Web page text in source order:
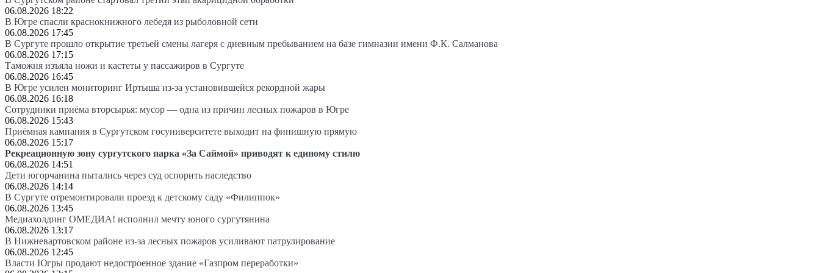
06.08.2026 18:22
В Югре спасли краснокнижного лебедя из рыболовной сети
06.08.2026 17:45
В Сургуте прошло открытие третьей смены лагеря с дневным пребыванием на базе гимназии имени Ф.К. Салманова
06.08.2026 17:15
Таможня изъяла ножи и кастеты у пассажиров в Сургуте
06.08.2026 16:45
В Югре усилен мониторинг Иртыша из-за установившейся рекордной жары
06.08.2026 16:18
Сотрудники приёма вторсырья: мусор — одна из причин лесных пожаров в Югре
06.08.2026 15:43
Приёмная кампания в Сургутском госуниверситете выходит на финишную прямую
06.08.2026 15:17
Рекреационную зону сургутского парка «За Саймой» приводят к единому стилю
06.08.2026 14:51
Дети югорчанина пытались через суд оспорить наследство
06.08.2026 14:14
В Сургуте отремонтировали проезд к детскому саду «Филиппок»
06.08.2026 13:45
Медиахолдинг ОМЕДИА! исполнил мечту юного сургутянина
06.08.2026 13:17
В Нижневартовском районе из-за лесных пожаров усиливают патрулирование
06.08.2026 12:45
Власти Югры продают недостроенное здание «Газпром переработки»